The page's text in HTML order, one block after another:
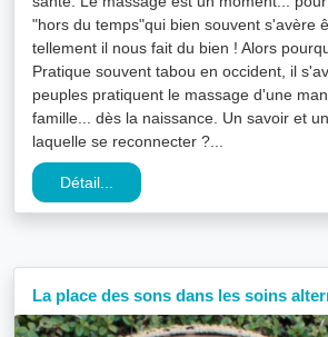
"hors du temps"qui bien souvent s'avère
tellement il nous fait du bien ! Alors
Pratique souvent tabou en occident, il
peuples pratiquent le massage d'une
famille... dès la naissance. Un savoir et
laquelle se reconnecter ?...
Détail...
La place des sons dans les soins